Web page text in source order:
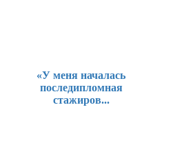
«У меня началась
последипломная
стажиров...